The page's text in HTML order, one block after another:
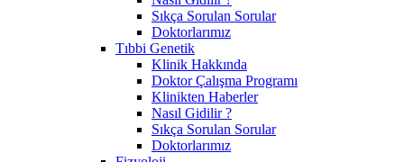
Sıkça Sorulan Sorular
Doktorlarımız
Tıbbi Genetik
Klinik Hakkında
Doktor Çalışma Programı
Klinikten Haberler
Nasıl Gidilir ?
Sıkça Sorulan Sorular
Doktorlarımız